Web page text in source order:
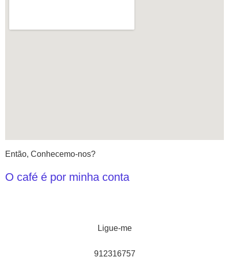
Então, Conhecemo-nos?
O café é por minha conta
Ligue-me
912316757